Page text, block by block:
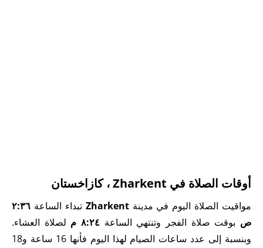
أوقات الصلاة في Zharkent ، كازاخستان
مواقيت الصلاة اليوم في مدينةZharkent تبداء الساعة ٢:٣٦
ص بوقت صلاة الفجر وتنتهي الساعة ٨:٢٤ م
لصلاة العشاء.
وبنسبة إلى عدد ساعات الصيام لهذا اليوم فأنها 16 ساعة و18